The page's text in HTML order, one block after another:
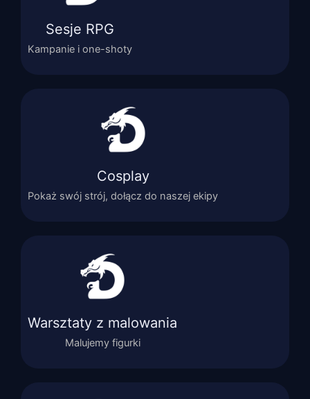
Sesje RPG
Kampanie i one-shoty
Cosplay
Pokaż swój strój, dołącz do naszej ekipy
Warsztaty z malowania
Malujemy figurki